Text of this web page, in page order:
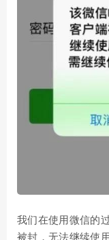
我们在使用微信的
被封，无法继续使